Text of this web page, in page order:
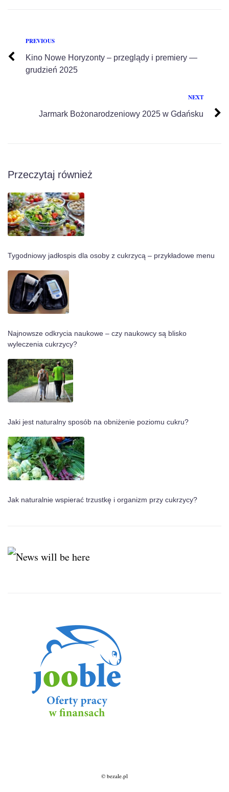
PREVIOUS
Kino Nowe Horyzonty – przeglądy i premiery —
grudzień 2025
NEXT
Jarmark Bożonarodzeniowy 2025 w Gdańsku
Przeczytaj również
Tygodniowy jadłospis dla osoby z cukrzycą – przykładowe menu
Najnowsze odkrycia naukowe – czy naukowcy są blisko
wyleczenia cukrzycy?
Jaki jest naturalny sposób na obniżenie poziomu cukru?
Jak naturalnie wspierać trzustkę i organizm przy cukrzycy?
© bezale.pl